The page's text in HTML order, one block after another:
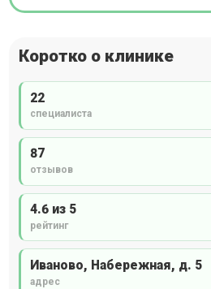
Коротко о клинике
22
специалиста
87
отзывов
4.6 из 5
рейтинг
Иваново, Набережная, д. 5
адрес